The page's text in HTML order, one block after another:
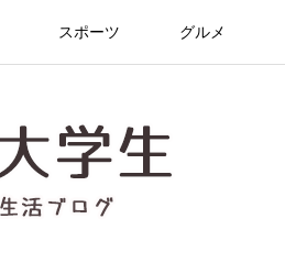
スポーツ グルメ